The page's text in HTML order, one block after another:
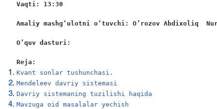
Vaqti: 13:30
Amaliy mashgʻulotni oʻtuvchi: O’rozov Abdixoliq
O’quv dasturi:
Reja:
Kvant sonlar tushunchasi.
Mendeleev davriy sistemasi
Davriy sistemaning tuzilishi haqida
Mavzuga oid masalalar yechish